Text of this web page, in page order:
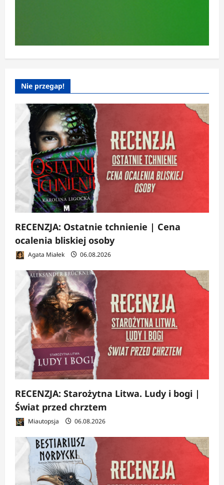
Nie przegap!
RECENZJA: Ostatnie tchnienie | Cena
ocalenia bliskiej osoby
Agata Miałek 06.08.2026
RECENZJA: Starożytna Litwa. Ludy i bogi |
Świat przed chrztem
Miautopsja 06.08.2026